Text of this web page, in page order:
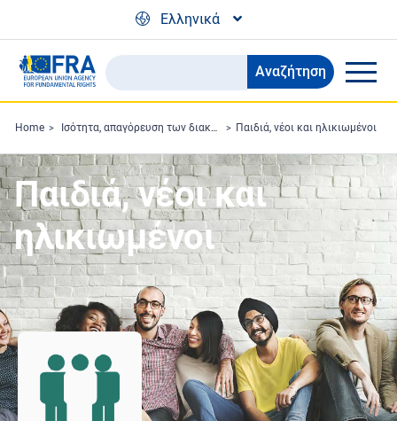
Ελληνικά
Search
the
FRA
website
Αναζήτηση
Home Ισότητα, απαγόρευση των διακρίσεων και ρατσισμός Παιδιά, νέοι και ηλικιωμένοι
Παιδιά, νέοι και
ηλικιωμένοι